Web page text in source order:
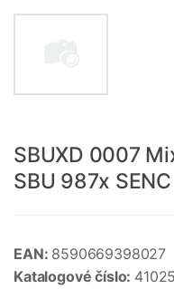
SBUXD 0007
SBU 987x SENC
EAN: 8590669398027
Katalogové číslo: